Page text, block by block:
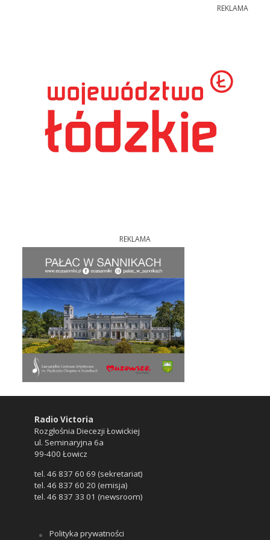
REKLAMA
REKLAMA
Radio Victoria
Rozgłośnia Diecezji Łowickiej
ul. Seminaryjna 6a
99-400 Łowicz
tel. 46 837 60 69 (sekretariat)
tel. 46 837 60 20 (emisja)
tel. 46 837 33 01 (newsroom)
Polityka prywatności